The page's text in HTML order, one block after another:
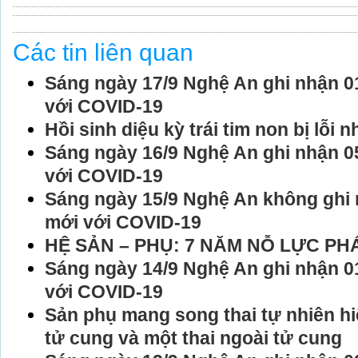
Các tin liên quan
Sáng ngày 17/9 Nghệ An ghi nhận
với COVID-19
Hồi sinh diệu kỳ trái tim non bị lỗi
Sáng ngày 16/9 Nghệ An ghi nhận
với COVID-19
Sáng ngày 15/9 Nghệ An không
mới với COVID-19
HỆ SẢN – PHỤ: 7 NĂM NỖ LỰC
Sáng ngày 14/9 Nghệ An ghi nhận
với COVID-19
Sản phụ mang song thai tự nhiên
tử cung và một thai ngoài tử cung